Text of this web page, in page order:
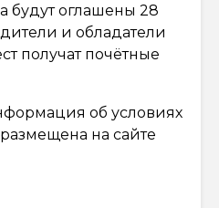
будут оглашены 28
и обладатели
получат почётные
об условиях
на сайте